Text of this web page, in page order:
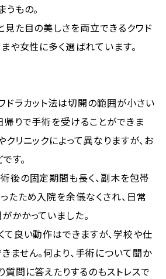
もの。
見た目の美しさを両立できるクワド
や女性に多く選ばれています。
ドラカット法は切開の範囲が小さい
帰りで手術を受けることができま
リニックによって異なりますが、お
す。
後の固定期間も長く、副木を包帯
たため入院を余儀なくされ、日常
かかっていました。
て良い動作はできますが、学校や仕
ません。何より、手術について聞か
質問に答えたりするのもストレスで